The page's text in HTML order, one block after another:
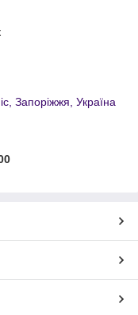
Запоріжжя, Україна